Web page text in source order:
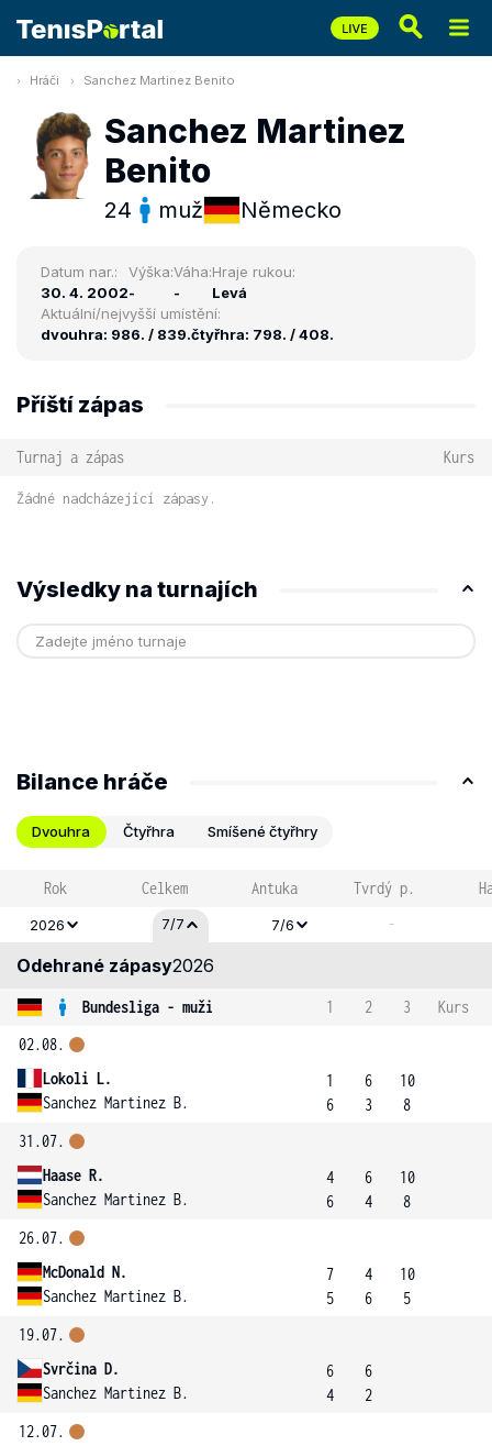
Hráči Sanchez Martinez Benito
Sanchez Martinez
Benito
24 muž Německo
Datum nar.:
30. 4. 2002
Výška:
-
Váha:
-
Hraje rukou:
Levá
Aktuální/nejvyšší umístění:
dvouhra: 986. / 839.čtyřhra: 798. / 408.
Příští zápas
Turnaj a zápas Kurs
Žádné nadcházející zápasy.
Výsledky na turnajích
Bilance hráče
Dvouhra Čtyřhra Smíšené čtyřhry
Rok Celkem Antuka Tvrdý p.
2026 7/7 7/6 -
Odehrané zápasy2026
Bundesliga - muži 1 2 3
Kurs
02.08.
Lokoli L.
Sanchez Martinez B.
1
6
6
3
10
8
31.07.
Haase R.
Sanchez Martinez B.
4
6
6
4
10
8
26.07.
McDonald N.
Sanchez Martinez B.
7
5
4
6
10
5
19.07.
Svrčina D.
Sanchez Martinez B.
6
4
6
2
12.07.